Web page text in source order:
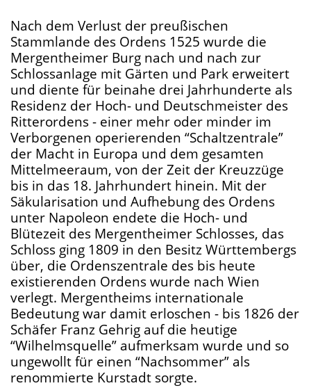
Nach dem Verlust der preußischen
Stammlande des Ordens 1525 wurde die
Mergentheimer Burg nach und nach zur
Schlossanlage mit Gärten und Park erweitert
und diente für beinahe drei Jahrhunderte als
Residenz der Hoch- und Deutschmeister des
Ritterordens - einer mehr oder minder im
Verborgenen operierenden “Schaltzentrale”
der Macht in Europa und dem gesamten
Mittelmeeraum, von der Zeit der Kreuzzüge
bis in das 18. Jahrhundert hinein. Mit der
Säkularisation und Aufhebung des Ordens
unter Napoleon endete die Hoch- und
Blütezeit des Mergentheimer Schlosses, das
Schloss ging 1809 in den Besitz Württembergs
über, die Ordenszentrale des bis heute
existierenden Ordens wurde nach Wien
verlegt. Mergentheims internationale
Bedeutung war damit erloschen - bis 1826 der
Schäfer Franz Gehrig auf die heutige
“Wilhelmsquelle” aufmerksam wurde und so
ungewollt für einen “Nachsommer” als
renommierte Kurstadt sorgte.